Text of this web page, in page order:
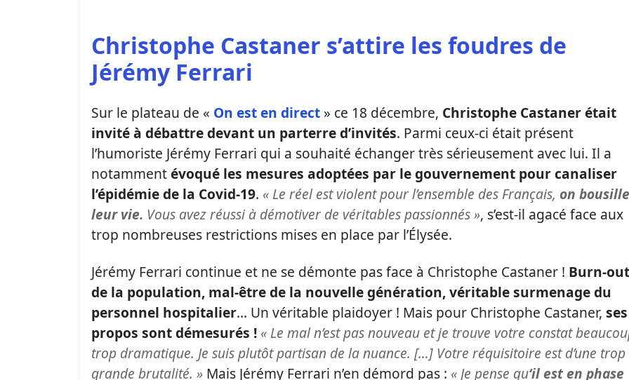
Christophe Castaner s’attire les foudres de
Jérémy Ferrari
Sur le plateau de « On est en direct » ce 18 décembre, Christophe Castaner était
invité à débattre devant un parterre d’invités. Parmi ceux-ci était présent
l’humoriste Jérémy Ferrari qui a souhaité échanger très sérieusement avec lui. Il a
notammentévoqué les mesures adoptées par le gouvernement pour canaliser
l’épidémie de la Covid-19. « Le réel est violent pour l’ensemble des Français, on bousille
leur vie. Vous avez réussi à démotiver de véritables passionnés », s’est-il agacé face aux
trop nombreuses restrictions mises en place par l’Élysée.
Jérémy Ferrari continue et ne se démonte pas face à Christophe Castaner ! Burn-out
de la population, mal-être de la nouvelle génération, véritable surmenage du
personnel hospitalier… Un véritable plaidoyer ! Mais pour Christophe Castaner, ses
propos sont démesurés ! « Le mal n’est pas nouveau et je trouve votre constat
trop dramatique. Je suis plutôt partisan de la nuance. […] Votre réquisitoire est d’une trop
grande brutalité. » Mais Jérémy Ferrari n’en démord pas : « Je pense qu‘il est en phase